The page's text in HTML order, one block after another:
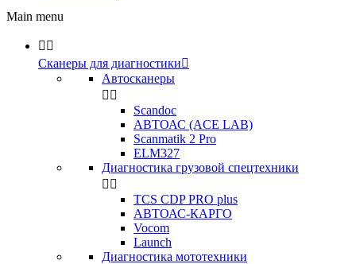
Main menu
 
Сканеры для диагностики
Автосканеры
 
Scandoc
АВТОАС (ACE LAB)
Scanmatik 2 Pro
ELM327
Диагностика грузовой спецтехники
 
TCS CDP PRO plus
АВТОАС-КАРГО
Vocom
Launch
Диагностика мототехники